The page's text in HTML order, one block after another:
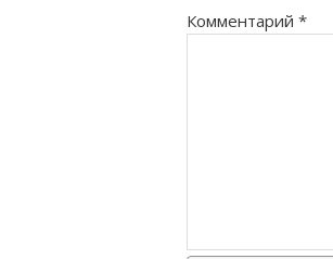
Комментарий *